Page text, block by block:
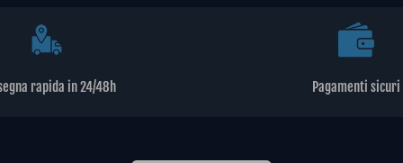
rapida in 24/48h Pagamenti sicuri